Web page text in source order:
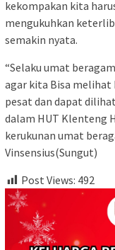
kekompakan kita
mengukuhkan
semakin nyata.
“Selaku umat
agar kita Bisa
pesat dan dapat
dalam HUT Klenteng
kerukunan umat
Vinsensius(Sungut)
Post Views: 492